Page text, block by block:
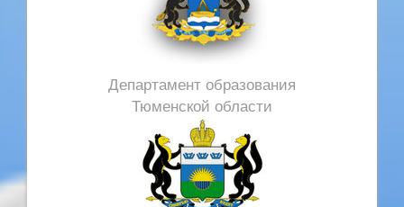
Департамент образования
Тюменской области